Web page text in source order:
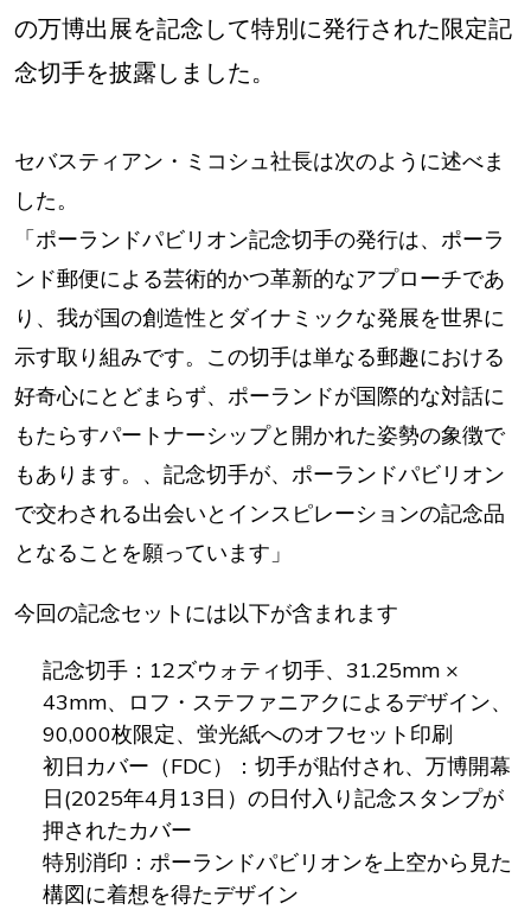
の万博出展を記念して特別に発行された限定記
念切手を披露しました。
セバスティアン・ミコシュ社長は次のように述べま
した。
「ポーランドパビリオン記念切手の発行は、ポーラ
ンド郵便による芸術的かつ革新的なアプローチであ
り、我が国の創造性とダイナミックな発展を世界に
示す取り組みです。この切手は単なる郵趣における
好奇心にとどまらず、ポーランドが国際的な対話に
もたらすパートナーシップと開かれた姿勢の象徴で
もあります。、記念切手が、ポーランドパビリオン
で交わされる出会いとインスピレーションの記念品
となることを願っています」
今回の記念セットには以下が含まれます
記念切手：12ズウォティ切手、31.25mm ×
43mm、ロフ・ステファニアクによるデザイン、
90,000枚限定、蛍光紙へのオフセット印刷
初日カバー（FDC）：切手が貼付され、万博開幕
日(2025年4月13日）の日付入り記念スタンプが
押されたカバー
特別消印：ポーランドパビリオンを上空から見た
構図に着想を得たデザイン